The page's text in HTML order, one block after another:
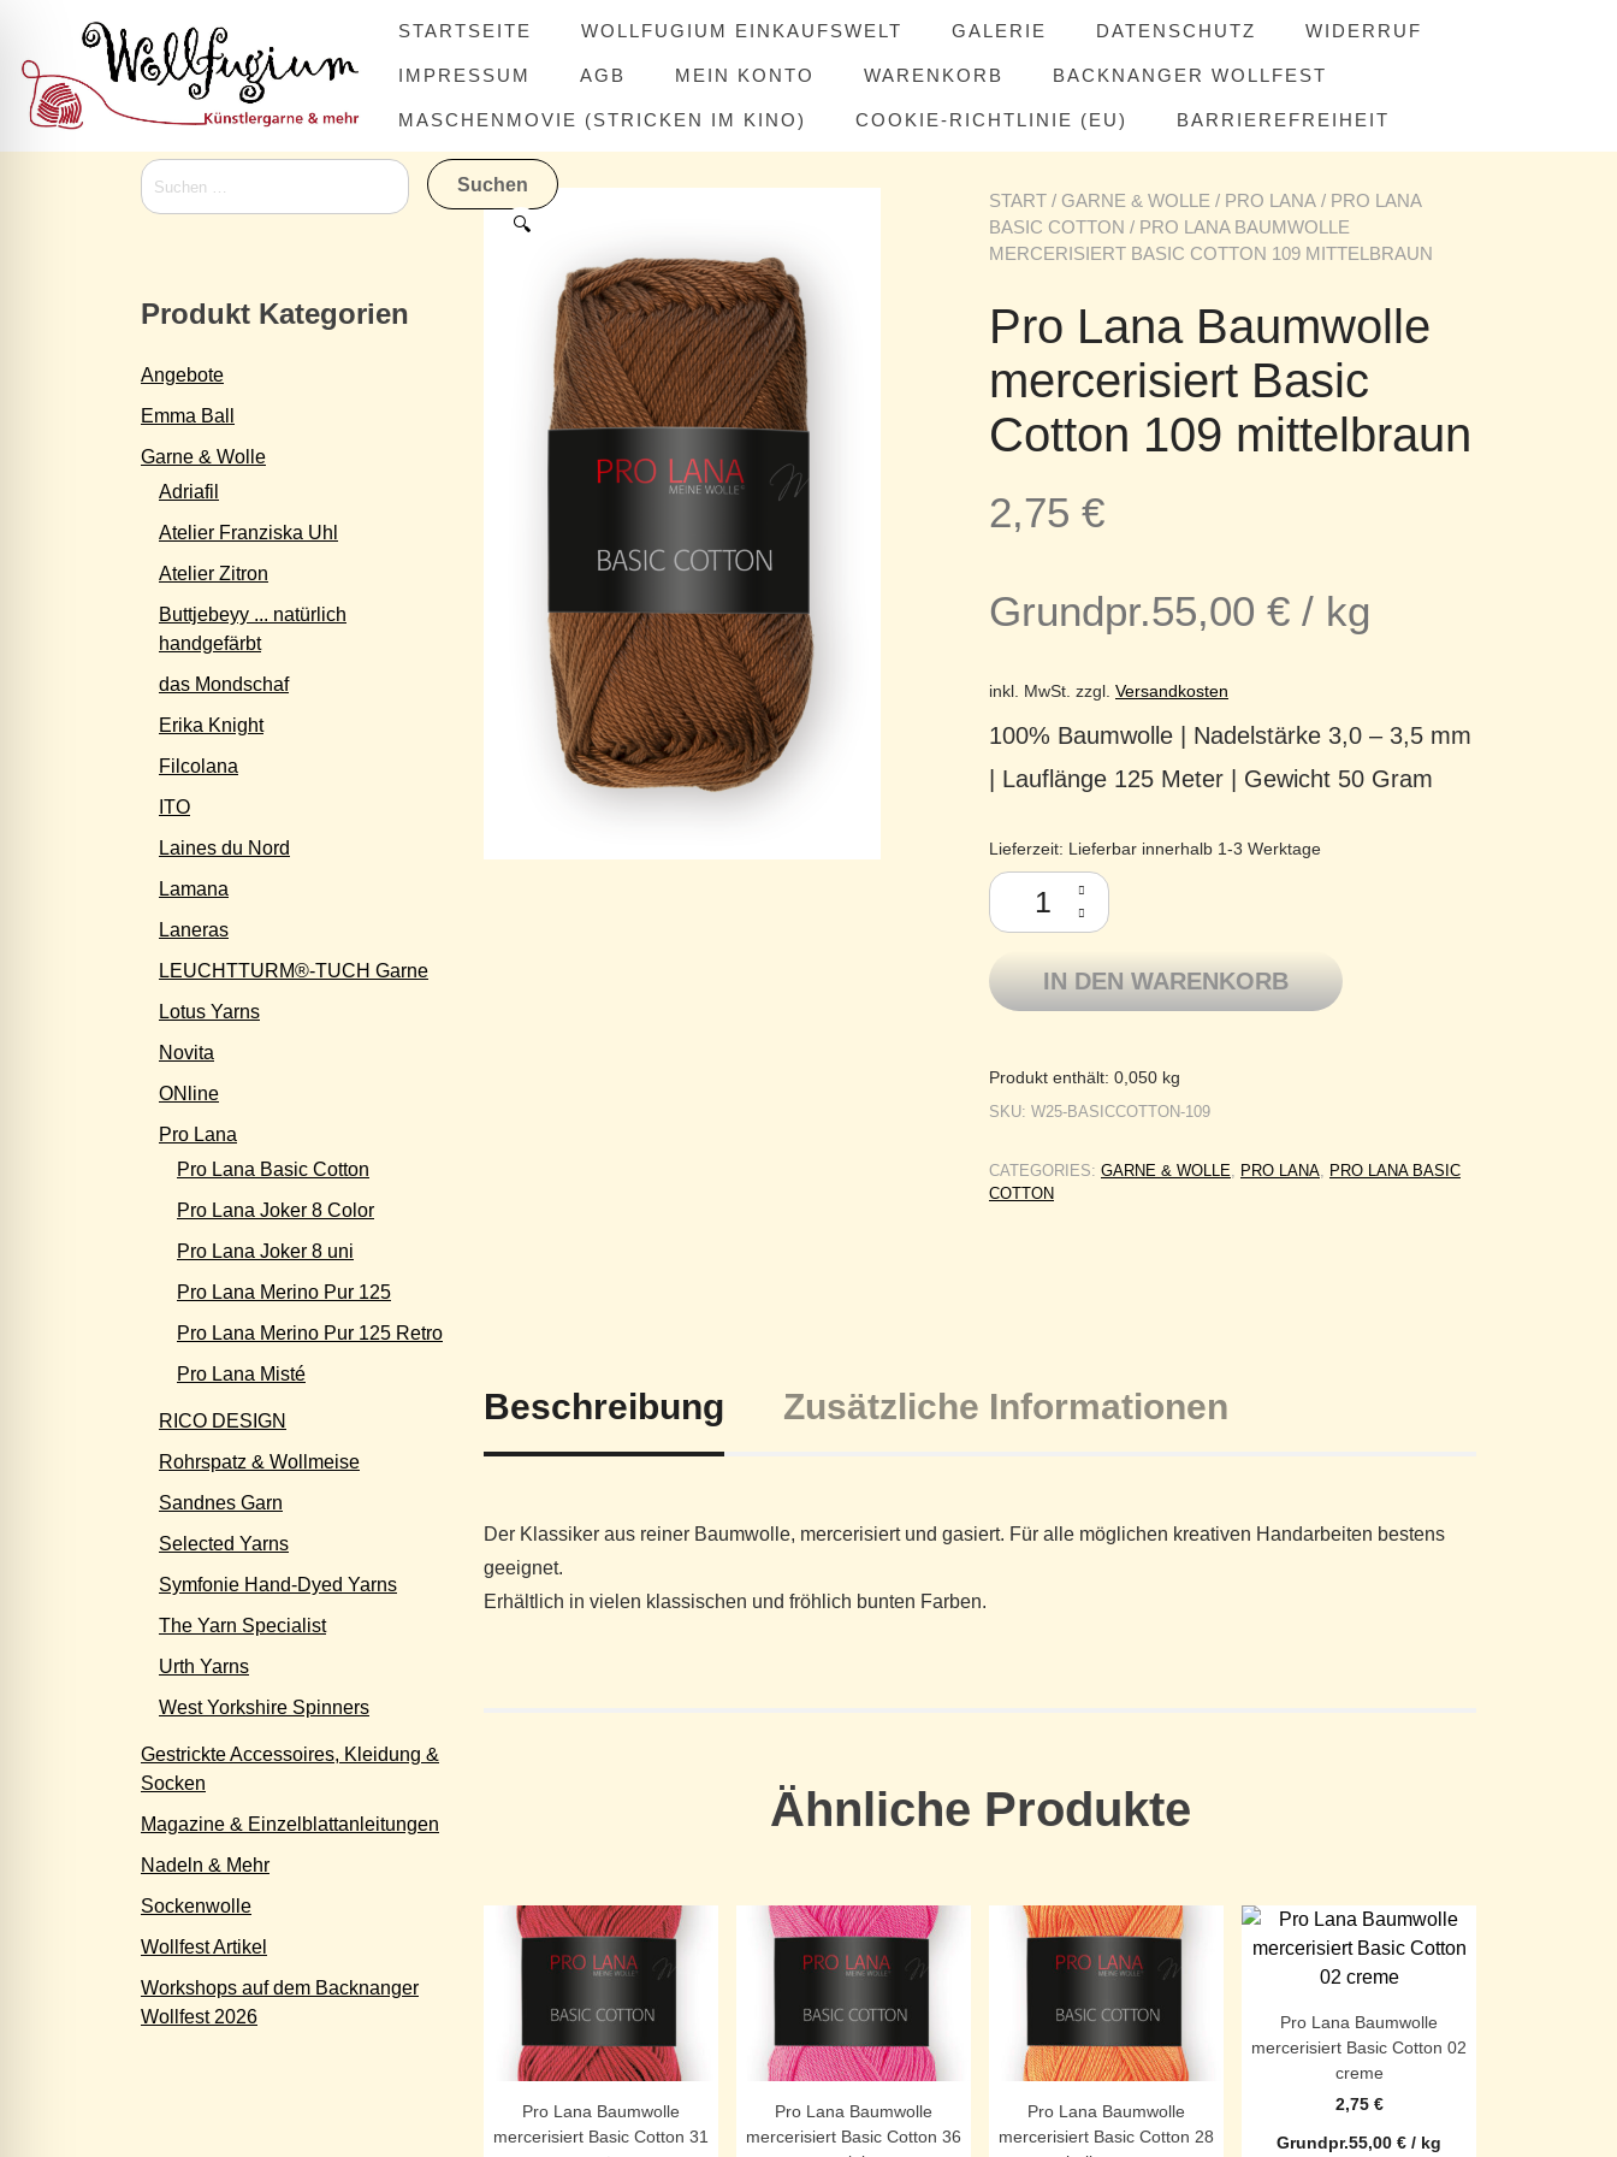
content
STARTSEITE WOLLFUGIUM EINKAUFSWELT GALERIE DATENSCHUTZ WIDERRUF
IMPRESSUM AGB MEIN KONTO WARENKORB BACKNANGER WOLLFEST
MASCHENMOVIE (STRICKEN IM KINO) COOKIE-RICHTLINIE (EU) BARRIEREFREIHEIT
🔍
START / GARNE & WOLLE / PRO LANA / PRO LANA
BASIC COTTON / PRO LANA BAUMWOLLE
MERCERISIERT BASIC COTTON 109 MITTELBRAUN
Pro Lana Baumwolle
mercerisiert Basic
Cotton 109 mittelbraun
2,75 €
Grundpr.55,00 € / kg
inkl. MwSt. zzgl. Versandkosten
100% Baumwolle | Nadelstärke 3,0 – 3,5 mm
| Lauflänge 125 Meter | Gewicht 50 Gram
Lieferzeit: Lieferbar innerhalb 1-3 Werktage
Pro Lana Baumwolle mercerisiert Basic Cotton 109 mittelbraun Menge
IN DEN WARENKORB
Produkt enthält: 0,050 kg
SKU: W25-BASICCOTTON-109
CATEGORIES: GARNE & WOLLE PRO LANA
PRO LANA BASIC
COTTON
Beschreibung Zusätzliche Informationen
Der Klassiker aus reiner Baumwolle, mercerisiert und gasiert. Für alle möglichen kreativen Handarbeiten bestens
geeignet.
Erhältlich in vielen klassischen und fröhlich bunten Farben.
Ähnliche Produkte
Pro Lana Baumwolle
mercerisiert Basic Cotton 31
Pro Lana Baumwolle
mercerisiert Basic Cotton 36
Pro Lana Baumwolle
mercerisiert Basic Cotton 28
Pro Lana Baumwolle
mercerisiert Basic Cotton 02
creme
2,75 €
Grundpr.55,00 € / kg
Suchen
nach:
Produkt Kategorien
Angebote
Emma Ball
Garne & Wolle
Adriafil
Atelier Franziska Uhl
Atelier Zitron
Buttjebeyy ... natürlich
handgefärbt
das Mondschaf
Erika Knight
Filcolana
ITO
Laines du Nord
Lamana
Laneras
LEUCHTTURM®-TUCH Garne
Lotus Yarns
Novita
ONline
Pro Lana
Pro Lana Basic Cotton
Pro Lana Joker 8 Color
Pro Lana Joker 8 uni
Pro Lana Merino Pur 125
Pro Lana Merino Pur 125 Retro
Pro Lana Misté
RICO DESIGN
Rohrspatz & Wollmeise
Sandnes Garn
Selected Yarns
Symfonie Hand-Dyed Yarns
The Yarn Specialist
Urth Yarns
West Yorkshire Spinners
Gestrickte Accessoires, Kleidung &
Socken
Magazine & Einzelblattanleitungen
Nadeln & Mehr
Sockenwolle
Wollfest Artikel
Workshops auf dem Backnanger
Wollfest 2026